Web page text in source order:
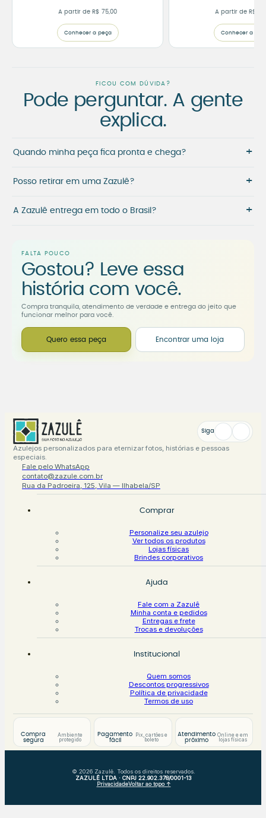
A partir de R$ 75,00
Conhecer a peça
A partir de R$
Conhecer a
FICOU COM DÚVIDA?
Pode perguntar. A gente
explica.
Quando minha peça fica pronta e chega? +
Posso retirar em uma Zazulê? +
A Zazulê entrega em todo o Brasil? +
FALTA POUCO
Gostou? Leve essa
história com você.
Compra tranquila, atendimento de verdade e entrega do jeito que
funcionar melhor para você.
Quero essa peça Encontrar uma loja
Siga
Azulejos personalizados para eternizar fotos, histórias e pessoas
especiais.
Fale pelo WhatsApp
contato@zazule.com.br
Rua da Padroeira, 125, Vila — Ilhabela/SP
Comprar
Personalize seu azulejo
Ver todos os produtos
Lojas físicas
Brindes corporativos
Ajuda
Fale com a Zazulê
Minha conta e pedidos
Entregas e frete
Trocas e devoluções
Institucional
Quem somos
Descontos progressivos
Política de privacidade
Termos de uso
Compra
segura
Ambiente
protegido
Pagamento
fácil
Pix, cartões e
boleto
Atendimento
próximo
Online e em
lojas físicas
© 2026 Zazulê. Todos os direitos reservados.
ZAZULÊ LTDA · CNPJ 22.902.378/0001-13
PrivacidadeVoltar ao topo ↑